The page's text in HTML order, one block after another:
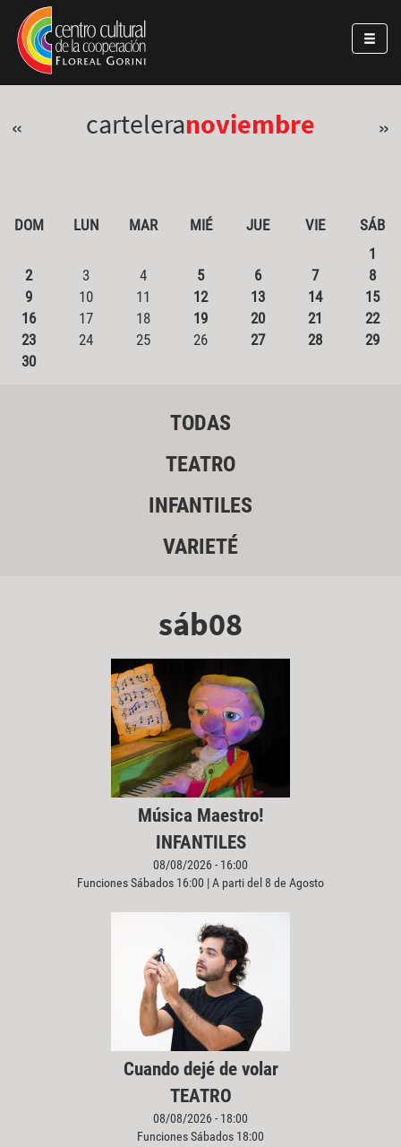
Pasar al contenido principal
Jump to main content
« carteleranoviembre »
DOM LUN MAR MIÉ JUE VIE
SÁB
1
2
3 4 5 6 7
8
9
10 11 12 13 14
15
16
17 18 19 20 21
22
23
24 25 26 27 28
29
30
TODAS
TEATRO
INFANTILES
VARIETÉ
sáb08
Música Maestro!
INFANTILES
08/08/2026 - 16:00
Funciones Sábados 16:00 | A parti del 8 de Agosto
Cuando dejé de volar
TEATRO
08/08/2026 - 18:00
Funciones Sábados 18:00